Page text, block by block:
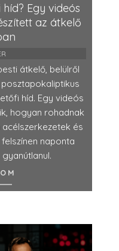
Egy videós
az átkelő
átkelő, belülről
híd. Egy videós
hogyan rohadnak
és
naponta